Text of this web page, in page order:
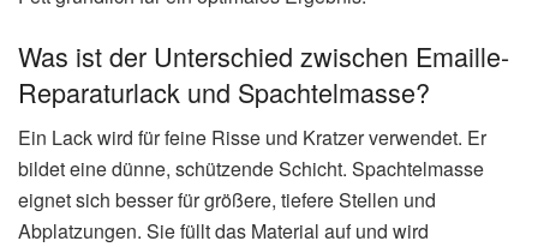
Was ist der Unterschied zwischen Emaille-
Reparaturlack und Spachtelmasse?
Ein Lack wird für feine Risse und Kratzer verwendet. Er
bildet eine dünne, schützende Schicht. Spachtelmasse
eignet sich besser für größere, tiefere Stellen und
Abplatzungen. Sie füllt das Material auf und wird